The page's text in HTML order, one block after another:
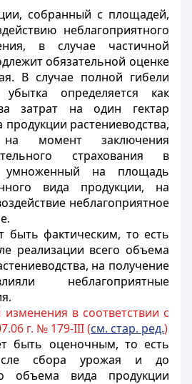
собранный с площадей,
неблагоприятного
в случае частичной
обязательной оценке
В случае полной гибели
определяется как
затрат на один гектар
продукции растениеводства,
на момент заключения
страхования в
умноженный на площадь
вида продукции, на
неблагоприятное
быть фактическим, то есть
реализации всего объема
на получение
неблагоприятные
в соответствии с
г. № 179-III (см. стар. ред.)
быть оценочным, то есть
сбора урожая и до
объема вида продукции